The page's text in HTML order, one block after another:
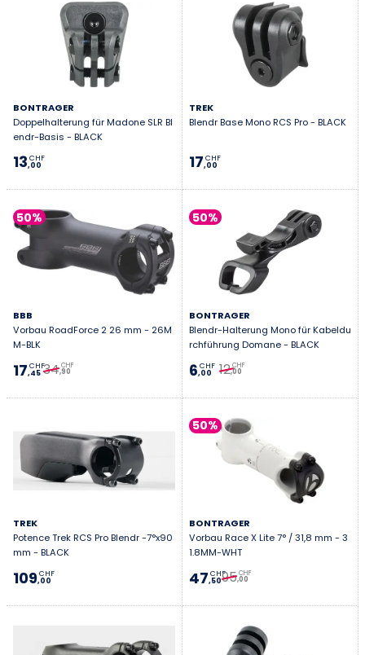
BONTRAGER
Doppelhalterung für Madone SLR Bl
endr-Basis - BLACK
13,00
CHF
TREK
Blendr Base Mono RCS Pro - BLACK
17,00
CHF
50%
BBB
Vorbau RoadForce 2 26 mm - 26M
M-BLK
17,45
CHF34,90
CHF
50%
BONTRAGER
Blendr-Halterung Mono für Kabeldu
rchführung Domane - BLACK
6,00
CHF 12,00
CHF
TREK
Potence Trek RCS Pro Blendr -7°x90
mm - BLACK
109,00
CHF
50%
BONTRAGER
Vorbau Race X Lite 7° / 31,8 mm - 3
1.8MM-WHT
47,50
CHF95,00
CHF